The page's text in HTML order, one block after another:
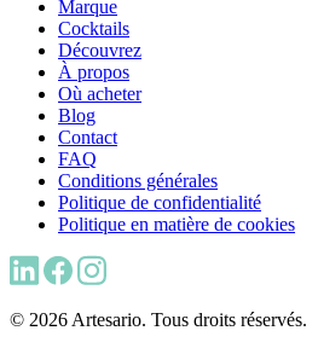
Marque
Cocktails
Découvrez
À propos
Où acheter
Blog
Contact
FAQ
Conditions générales
Politique de confidentialité
Politique en matière de cookies
© 2026 Artesario. Tous droits réservés.